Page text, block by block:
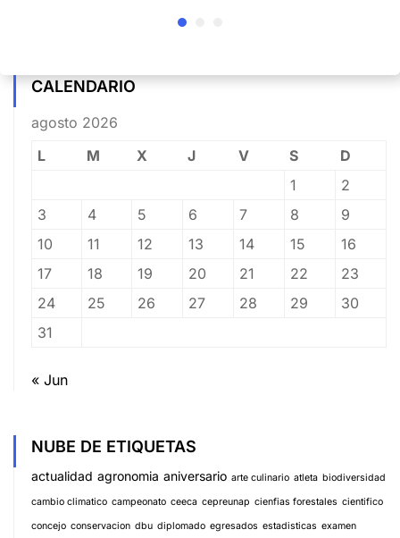
CALENDARIO
agosto 2026
L
M X J V S
D
1
2
3
4 5 6 7 8
9
10
11 12 13 14 15
16
17
18 19 20 21 22
23
24
25 26 27 28 29
30
31
« Jun
NUBE DE ETIQUETAS
actualidad agronomia aniversario arte culinario atleta biodiversidad
cambio climatico campeonato ceeca cepreunap cienfias forestales cientifico
concejo conservacion dbu diplomado egresados estadisticas examen